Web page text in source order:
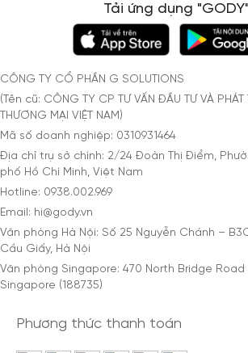
Tải ứng dụng "GODY"
CÔNG TY CỔ PHẦN G SOLUTIONS
(Tên cũ: CÔNG TY CP TƯ VẤN ĐẦU TƯ VÀ PHÁT
THƯƠNG MẠI VIỆT NAM)
Mã số doanh nghiệp: 0310931464
Địa chỉ trụ sở chính: 2/24 Đoàn Thị Điểm,
phố Hồ Chí Minh, Việt Nam
Hotline: 0938.002.969
Email: hi@gody.vn
Văn phòng Hà Nội: Số 25 Nguyễn Chánh –
Cầu Giấy, Hà Nội
Văn phòng Singapore: 470 North Bridge Road
Singapore (188735)
Phương thức thanh toán